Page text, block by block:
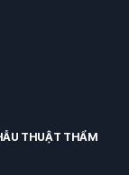
THUẬT THẨM